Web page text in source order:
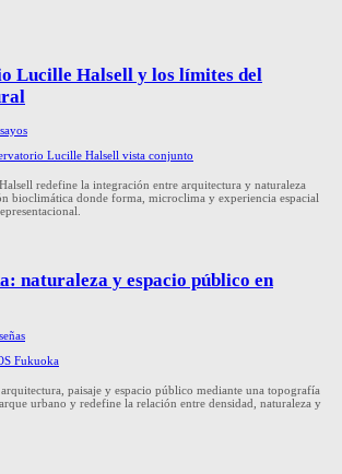
Lucille Halsell y los límites del
redefine la integración entre arquitectura y naturaleza
bioclimática donde forma, microclima y experiencia espacial
naturaleza y espacio público en
paisaje y espacio público mediante una topografía
urbano y redefine la relación entre densidad, naturaleza y